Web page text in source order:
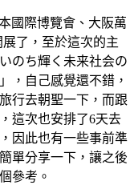
國際博覽會、大阪萬
了，至於這次的主
のち輝く未来社会の
，自己感覺還不錯，
行去朝聖一下，而跟
這次也安排了6天去
因此也有一些事前準
單分享一下，讓之後
參考。